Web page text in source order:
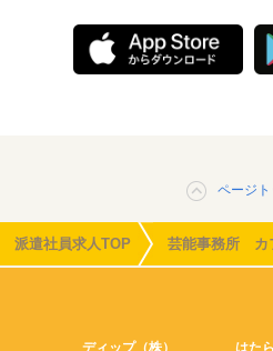
ページ
派遣社員求人TOP 芸能事務所 カ